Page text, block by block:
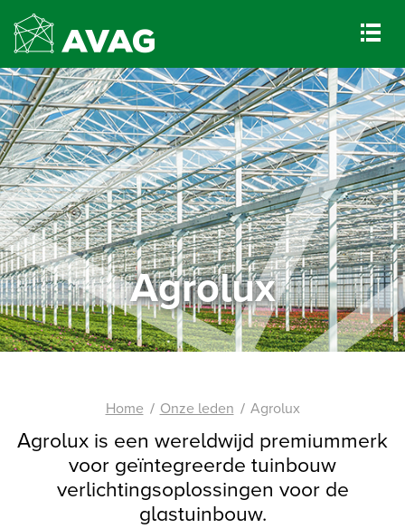
Agrolux
Home Onze leden Agrolux
Agrolux is een wereldwijd premiummerk
voor geïntegreerde tuinbouw
verlichtingsoplossingen voor de
glastuinbouw.